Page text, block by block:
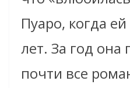
Пуаро, когда
лет. За год она
почти все